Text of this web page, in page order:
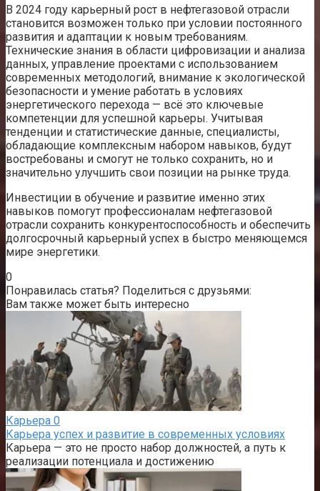
В 2024 году карьерный рост в нефтегазовой отрасли
становится возможен только при условии постоянного
развития и адаптации к новым требованиям.
Технические знания в области цифровизации и анализа
данных, управление проектами с использованием
современных методологий, внимание к экологической
безопасности и умение работать в условиях
энергетического перехода — всё это ключевые
компетенции для успешной карьеры. Учитывая
тенденции и статистические данные, специалисты,
обладающие комплексным набором навыков, будут
востребованы и смогут не только сохранить, но и
значительно улучшить свои позиции на рынке труда.
Инвестиции в обучение и развитие именно этих
навыков помогут профессионалам нефтегазовой
отрасли сохранить конкурентоспособность и обеспечить
долгосрочный карьерный успех в быстро меняющемся
мире энергетики.
0
Понравилась статья? Поделиться с друзьями:
Вам также может быть интересно
Карьера 0
Карьера успех и развитие в современных условиях
Карьера — это не просто набор должностей, а путь к
реализации потенциала и достижению